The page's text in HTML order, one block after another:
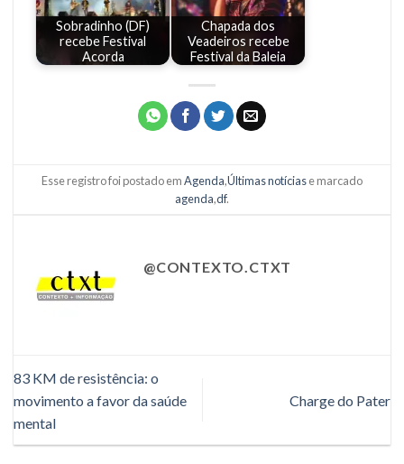
Sobradinho (DF)
recebe Festival
Acorda
Chapada dos
Veadeiros recebe
Festival da Baleia
Esse registro foi postado emAgenda,Últimas notíciase marcado
agenda,df.
@CONTEXTO.CTXT
83 KM de resistência: o
movimento a favor da saúde
mental
Charge do Pater